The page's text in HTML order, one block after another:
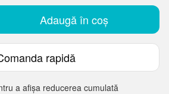
Adaugă în coș
rapidă
a afișa reducerea cumulată